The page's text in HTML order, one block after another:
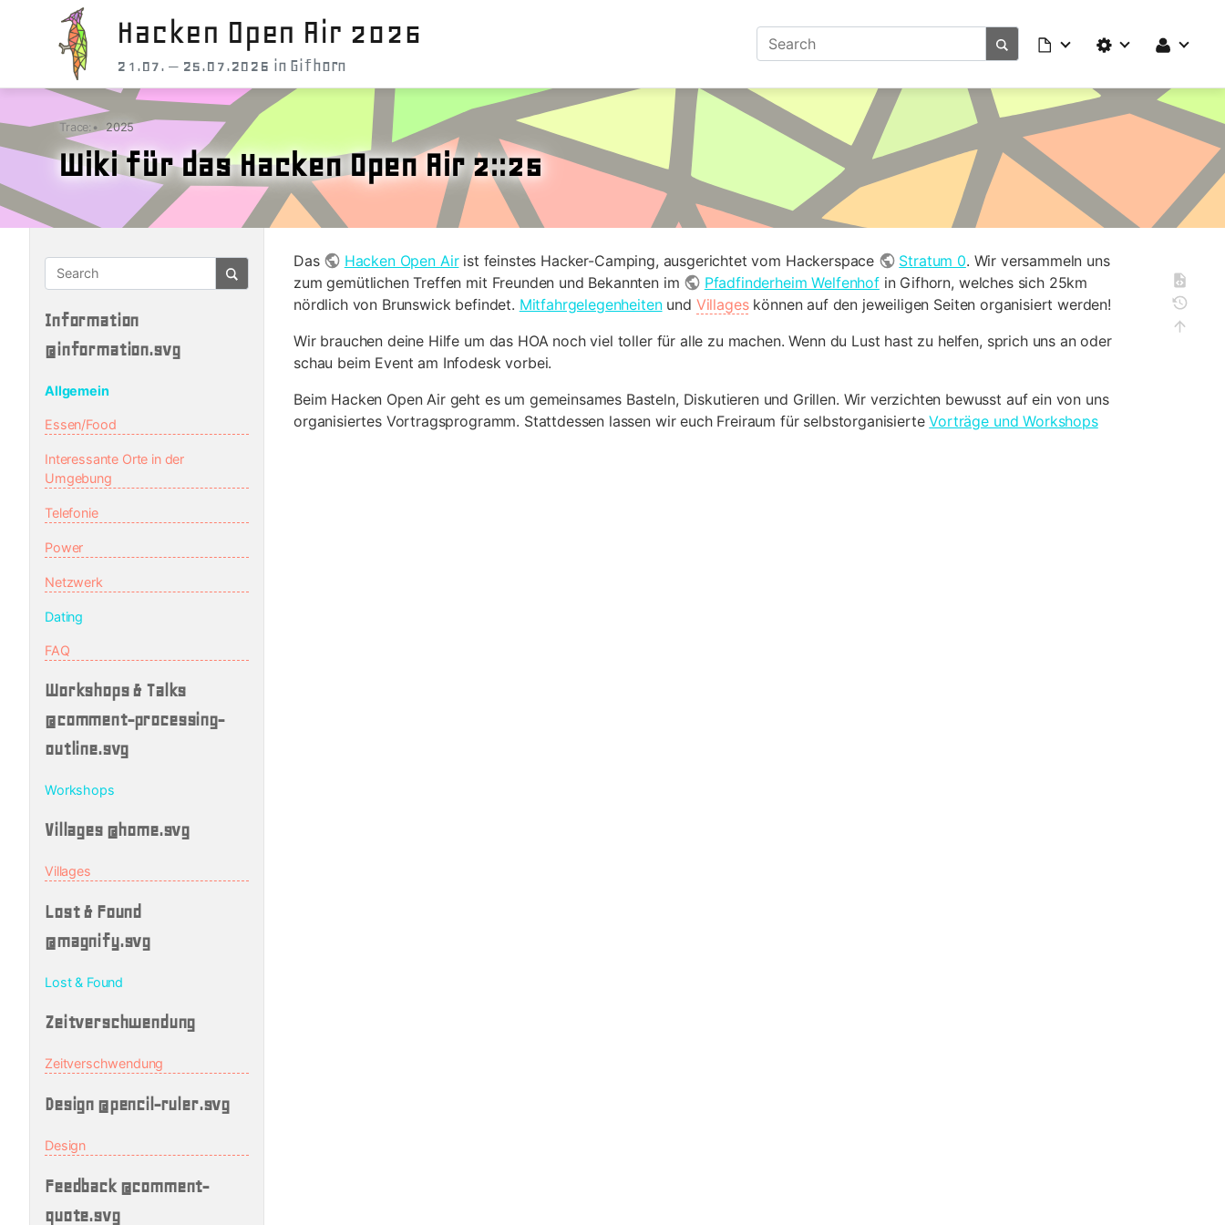
Hacken Open Air 2026
21.07. – 25.07.2026 in Gifhorn
Trace: • 2025
Wiki für das Hacken Open Air 2::25
Information
@information.svg
Allgemein
Essen/Food
Interessante Orte in der
Umgebung
Telefonie
Power
Netzwerk
Dating
FAQ
Workshops & Talks
@comment-processing-
outline.svg
Workshops
Villages @home.svg
Villages
Lost & Found
@magnify.svg
Lost & Found
Zeitverschwendung
Zeitverschwendung
Design @pencil-ruler.svg
Design
Feedback @comment-
quote.svg
Das Hacken Open Airist feinstes Hacker-Camping, ausgerichtet vom Hackerspace Stratum 0. Wir versammeln uns
zum gemütlichen Treffen mit Freunden und Bekannten im
Pfadfinderheim Welfenhofin Gifhorn, welches sich 25km
nördlich von Brunswick befindet. Mitfahrgelegenheitenund Villageskönnen auf den jeweiligen Seiten organisiert werden!
Wir brauchen deine Hilfe um das HOA noch viel toller für alle zu machen. Wenn du Lust hast zu helfen, sprich uns an oder
schau beim Event am Infodesk vorbei.
Beim Hacken Open Air geht es um gemeinsames Basteln, Diskutieren und Grillen. Wir verzichten bewusst auf ein von uns
organisiertes Vortragsprogramm. Stattdessen lassen wir euch Freiraum für selbstorganisierteVorträge und Workshops